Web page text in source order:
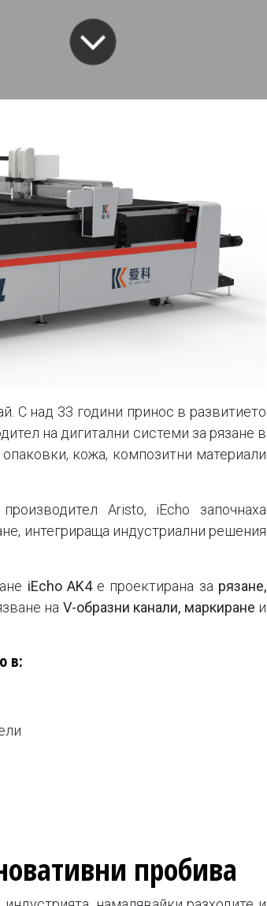
С над 33 години принос в развитието
на дигитални системи за рязане в
кожа, композитни материали
Aristo, iEcho започнаха
интегрираща индустриални решения
iEcho AK4е проектирана за рязане,
на V-образни канали, маркиране и
в:
пробива